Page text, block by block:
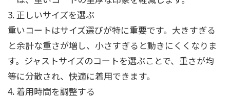
3. 正しいサイズを選ぶ
重いコートはサイズ選びが特に重要です。大きすぎる
と余計な重さが増し、小さすぎると動きにくくなりま
す。ジャストサイズのコートを選ぶことで、重さが均
等に分散され、快適に着用できます。
4. 着用時間を調整する